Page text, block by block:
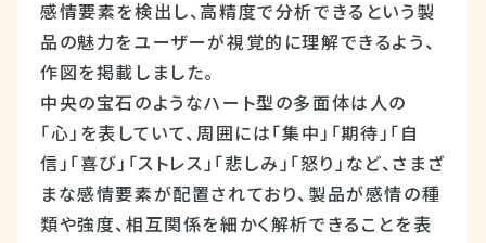
感情要素を検出し、高精度で分析できるという製
品の魅力をユーザーが視覚的に理解できるよう、
作図を掲載しました。
中央の宝石のようなハート型の多面体は人の
「心」を表していて、周囲には「集中」「期待」「自
信」「喜び」「ストレス」「悲しみ」「怒り」など、さまざ
まな感情要素が配置されており、製品が感情の種
類や強度、相互関係を細かく解析できることを表